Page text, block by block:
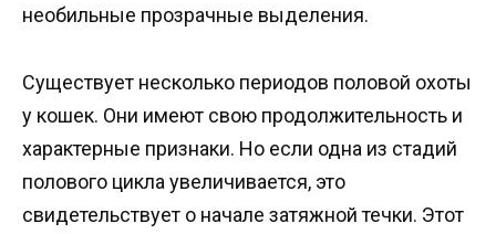
необильные прозрачные выделения.
Существует несколько периодов половой охоты
у кошек. Они имеют свою продолжительность и
характерные признаки. Но если одна из стадий
полового цикла увеличивается, это
свидетельствует о начале затяжной течки. Этот